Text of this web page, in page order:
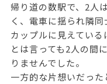
帰り道の数駅で、2人
く、電車に揺られ隣
カップルに見えている
とは言っても2人の間
りませんでした。
一方的な片想いだった